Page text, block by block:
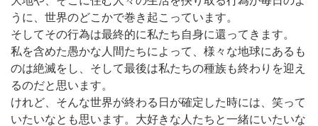
うに、世界のどこかで巻き起こっています。
そしてその行為は最終的に私たち自身に還ってきます。
私を含めた愚かな人間たちによって、様々な地球にあるも
のは絶滅をし、そして最後は私たちの種族も終わりを迎え
るのだと思います。
けれど、そんな世界が終わる日が確定した時には、笑って
いたいなとも思います。大好きな人たちと一緒にいたいな